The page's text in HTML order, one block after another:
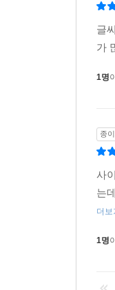
진짜?
못 말
그냥 재
알쏭달
장난꾸
곱씹어
혀가
꽤 긴 이
문화와
음식 문
글
가
1명
종
사
는
더보
1명